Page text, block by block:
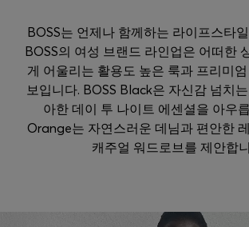
BOSS는 언제나 함께하는 라이프스타
BOSS의 여성 브랜드 라인업은 어떠한
게 어울리는 활용도 높은 룩과 프리미
보입니다. BOSS Black은 자신감 넘치
아한 데이 투 나이트 에센셜을 아우
Orange는 자연스러운 데님과 편안한
캐주얼 워드로브를 제안합